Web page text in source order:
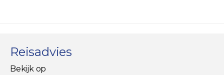
Reisadvies
Bekijk op